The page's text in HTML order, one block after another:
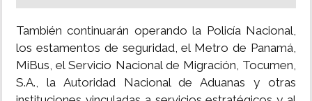
También continuarán operando la Policía Nacional,
los estamentos de seguridad, el Metro de Panamá,
MiBus, el Servicio Nacional de Migración, Tocumen,
S.A., la Autoridad Nacional de Aduanas y otras